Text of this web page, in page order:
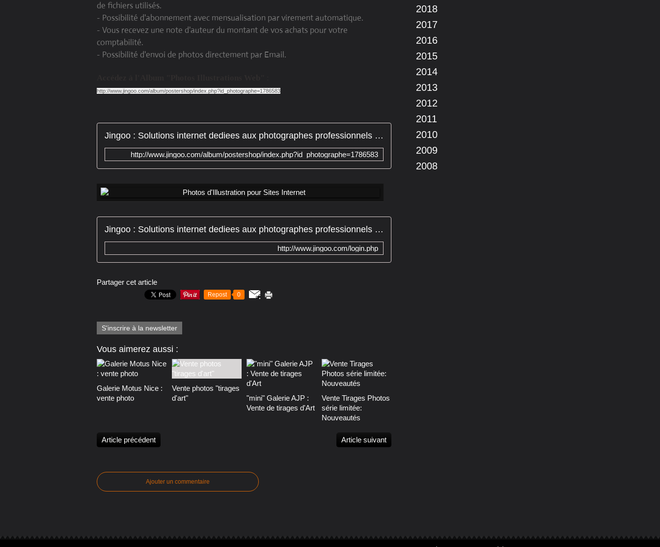
de fichiers utilisés.
- Possibilité d'abonnement avec mensualisation par virement automatique.
- Vous recevez une note d'auteur du montant de vos achats pour votre
comptabilité.
- Possibilité d'envoi de photos directement par Email.
http://www.jingoo.com/album/postershop/index.php?id_photographe=1786583
Jingoo : Solutions internet dediees aux photographes professionnels avec ou sans minilab, services gratuits pour presenter vendre partager vos photos reportages
http://www.jingoo.com/album/postershop/index.php?id_photographe=1786583
Jingoo : Solutions internet dediees aux photographes professionnels avec ou sans minilab, services gratuits pour presenter vendre partager vos photos reportages
http://www.jingoo.com/login.php
Partager cet article
Repost 0
S'inscrire à la newsletter
Vous aimerez aussi :
Galerie Motus Nice :
vente photo
Vente photos "tirages
d'art"
"mini" Galerie AJP :
Vente de tirages d'Art
Vente Tirages Photos
série limitée:
Nouveautés
Article précédent Article suivant
Ajouter un commentaire
2018
2017
2016
2015
2014
2013
2012
2011
2010
2009
2008